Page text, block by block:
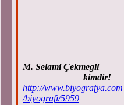
M. Selami Çekmegil
kimdir!
http://www.biyografya.com
/biyografi/5959